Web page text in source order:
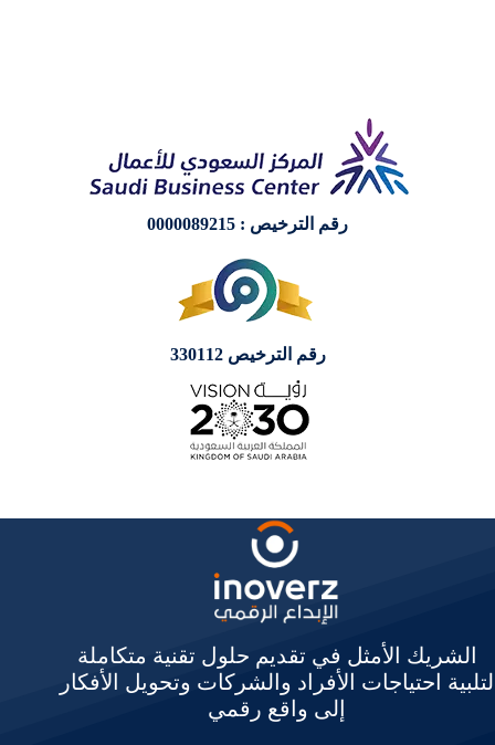
رقم الترخيص : 0000089215
رقم الترخيص 330112
الشريك الأمثل في تقديم حلول تقنية متكاملة
لتلبية احتياجات الأفراد والشركات وتحويل الأفكار
إلى واقع رقمي